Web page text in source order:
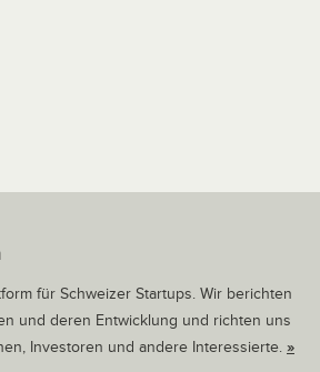
für Schweizer Startups. Wir berichten
und deren Entwicklung und richten uns
Investoren und andere Interessierte. »